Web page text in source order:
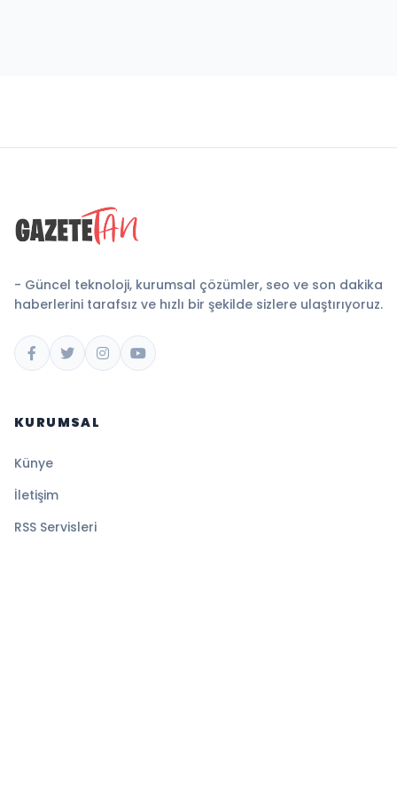
- Güncel teknoloji, kurumsal çözümler, seo ve son dakika
haberlerini tarafsız ve hızlı bir şekilde sizlere ulaştırıyoruz.
KURUMSAL
Künye
İletişim
RSS Servisleri